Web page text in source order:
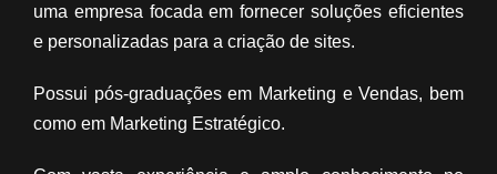
uma empresa focada em fornecer soluções eficientes
e personalizadas para a criação de sites.
Possui pós-graduações em Marketing e Vendas, bem
como em Marketing Estratégico.